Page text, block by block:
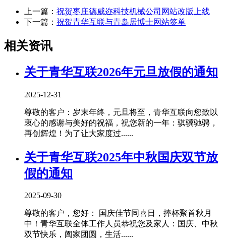
上一篇： 祝贺枣庄德威迩科技机械公司网站改版上线
下一篇： 祝贺青华互联与青岛居博士网站签单
相关资讯
关于青华互联2026年元旦放假的通知
2025-12-31
尊敬的客户：岁末年终，元旦将至，青华互联向您致以
衷心的感谢与美好的祝福，祝您新的一年：骐骥驰骋，
再创辉煌！为了让大家度过......
关于青华互联2025年中秋国庆双节放
假的通知
2025-09-30
尊敬的客户，您好： 国庆佳节同喜日，捧杯聚首秋月
中！青华互联全体工作人员恭祝您及家人：国庆、中秋
双节快乐，阖家团圆，生活......